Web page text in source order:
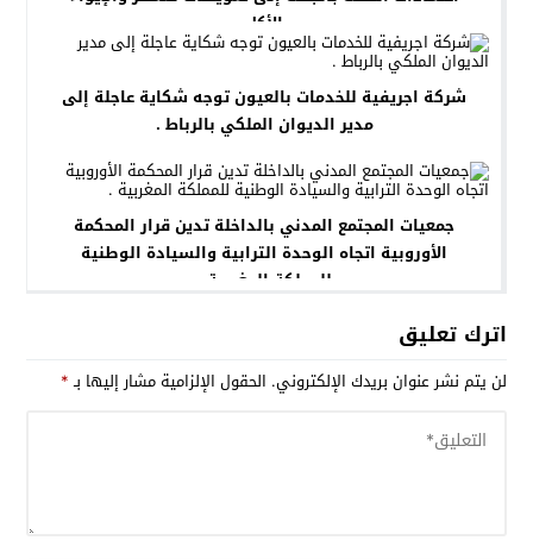
والأكل .
شركة اجريفية للخدمات بالعيون توجه شكاية عاجلة إلى
مدير الديوان الملكي بالرباط .
جمعيات المجتمع المدني بالداخلة تدين قرار المحكمة
الأوروبية اتجاه الوحدة الترابية والسيادة الوطنية
للمملكة المغربية .
اترك تعليق
لن يتم نشر عنوان بريدك الإلكتروني. الحقول الإلزامية مشار إليها بـ*